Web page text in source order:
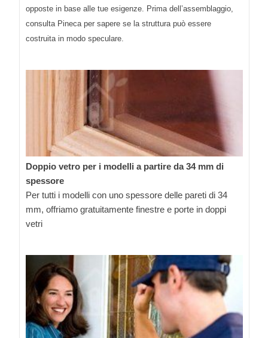
opposte in base alle tue esigenze. Prima dell’assemblaggio,
consulta Pineca per sapere se la struttura può essere
costruita in modo speculare.
Doppio vetro per i modelli a partire da 34 mm di
spessore
Per tutti i modelli con uno spessore delle pareti di 34
mm, offriamo gratuitamente finestre e porte in doppi
vetri